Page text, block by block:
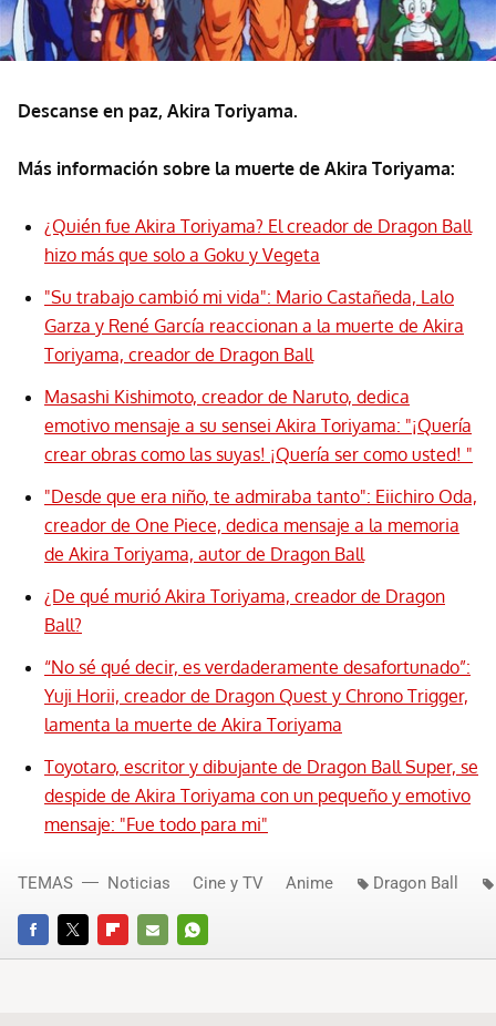
Descanse en paz, Akira Toriyama.
Más información sobre la muerte de Akira Toriyama:
¿Quién fue Akira Toriyama? El creador de Dragon Ball
hizo más que solo a Goku y Vegeta
"Su trabajo cambió mi vida": Mario Castañeda, Lalo
Garza y René García reaccionan a la muerte de Akira
Toriyama, creador de Dragon Ball
Masashi Kishimoto, creador de Naruto, dedica
emotivo mensaje a su sensei Akira Toriyama: "¡Quería
crear obras como las suyas! ¡Quería ser como usted! "
"Desde que era niño, te admiraba tanto": Eiichiro Oda,
creador de One Piece, dedica mensaje a la memoria
de Akira Toriyama, autor de Dragon Ball
¿De qué murió Akira Toriyama, creador de Dragon
Ball?
“No sé qué decir, es verdaderamente desafortunado”:
Yuji Horii, creador de Dragon Quest y Chrono Trigger,
lamenta la muerte de Akira Toriyama
Toyotaro, escritor y dibujante de Dragon Ball Super, se
despide de Akira Toriyama con un pequeño y emotivo
mensaje: "Fue todo para mi"
FACEBOOKTWITTERFLIPBOARD
E-
WHATSAPP
TEMAS Noticias Cine y TV Anime Dragon Ball